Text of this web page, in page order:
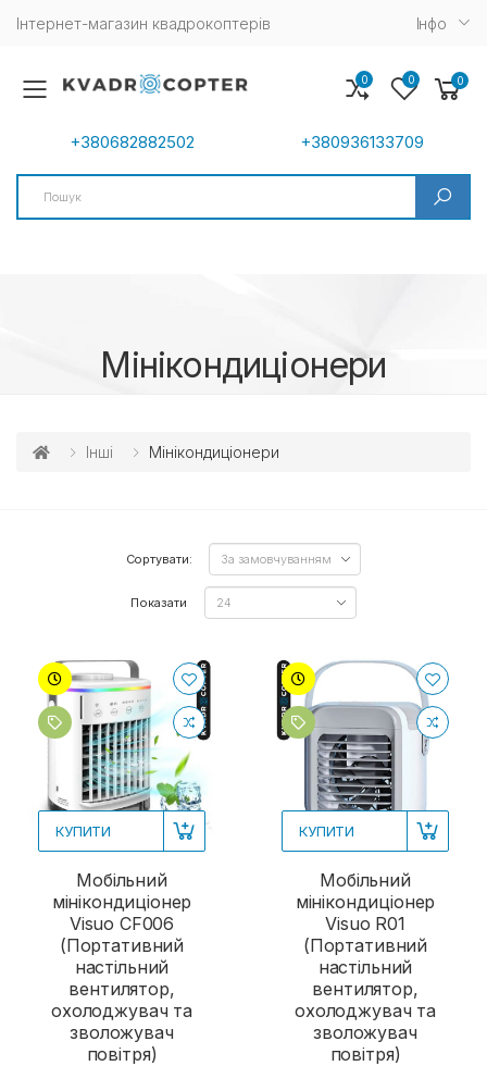
Інтернет-магазин квадрокоптерів Iнфо
Toggle mobile menu
+380682882502 +380936133709
Search
0 0 0
Мінікондиціонери
Інші Мінікондиціонери
Сортувати:
Показати
КУПИТИ
Мобільний
мінікондиціонер
Visuo CF006
(Портативний
настільний
вентилятор,
охолоджувач та
зволожувач
повітря)
КУПИТИ
Мобільний
мінікондиціонер
Visuo R01
(Портативний
настільний
вентилятор,
охолоджувач та
зволожувач
повітря)